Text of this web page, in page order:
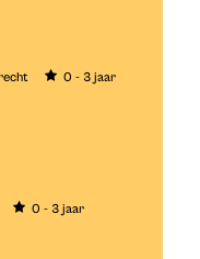
0 - 3 jaar
0 - 3 jaar